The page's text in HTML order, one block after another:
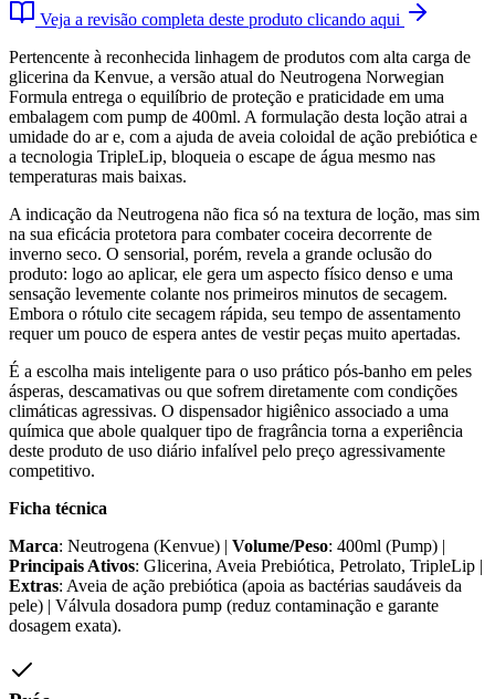
Veja a revisão completa deste produto clicando aqui
Pertencente à reconhecida linhagem de produtos com alta carga de
glicerina da Kenvue, a versão atual do Neutrogena Norwegian
Formula entrega o equilíbrio de proteção e praticidade em uma
embalagem com pump de 400ml. A formulação desta loção atrai a
umidade do ar e, com a ajuda de aveia coloidal de ação prebiótica e
a tecnologia TripleLip, bloqueia o escape de água mesmo nas
temperaturas mais baixas.
A indicação da Neutrogena não fica só na textura de loção, mas sim
na sua eficácia protetora para combater coceira decorrente de
inverno seco. O sensorial, porém, revela a grande oclusão do
produto: logo ao aplicar, ele gera um aspecto físico denso e uma
sensação levemente colante nos primeiros minutos de secagem.
Embora o rótulo cite secagem rápida, seu tempo de assentamento
requer um pouco de espera antes de vestir peças muito apertadas.
É a escolha mais inteligente para o uso prático pós-banho em peles
ásperas, descamativas ou que sofrem diretamente com condições
climáticas agressivas. O dispensador higiênico associado a uma
química que abole qualquer tipo de fragrância torna a experiência
deste produto de uso diário infalível pelo preço agressivamente
competitivo.
Ficha técnica
Marca: Neutrogena (Kenvue) | Volume/Peso: 400ml (Pump) |
Principais Ativos: Glicerina, Aveia Prebiótica, Petrolato, TripleLip |
Extras: Aveia de ação prebiótica (apoia as bactérias saudáveis da
pele) | Válvula dosadora pump (reduz contaminação e garante
dosagem exata).